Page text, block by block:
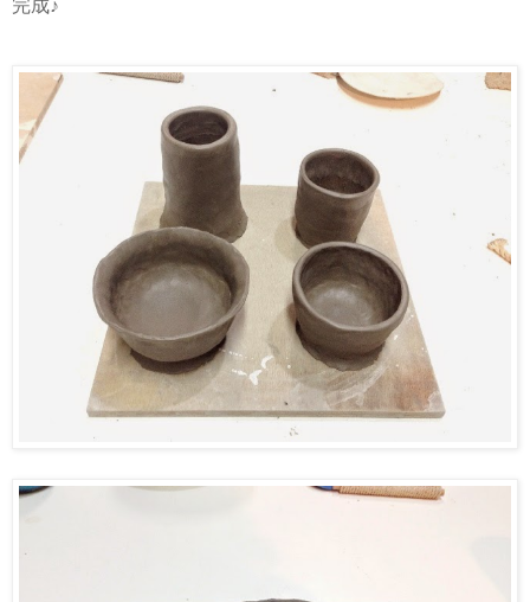
完成♪